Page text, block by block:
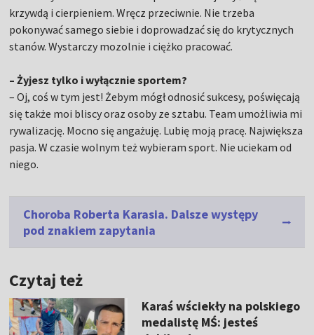
krzywdą i cierpieniem. Wręcz przeciwnie. Nie trzeba
pokonywać samego siebie i doprowadzać się do krytycznych
stanów. Wystarczy mozolnie i ciężko pracować.
– Żyjesz tylko i wyłącznie sportem?
– Oj, coś w tym jest! Żebym mógł odnosić sukcesy, poświęcają
się także moi bliscy oraz osoby ze sztabu. Team umożliwia mi
rywalizację. Mocno się angażuję. Lubię moją pracę. Największa
pasja. W czasie wolnym też wybieram sport. Nie uciekam od
niego.
Choroba Roberta Karasia. Dalsze występy
pod znakiem zapytania
Czytaj też
Karaś wściekły na polskiego
medalistę MŚ: jesteś